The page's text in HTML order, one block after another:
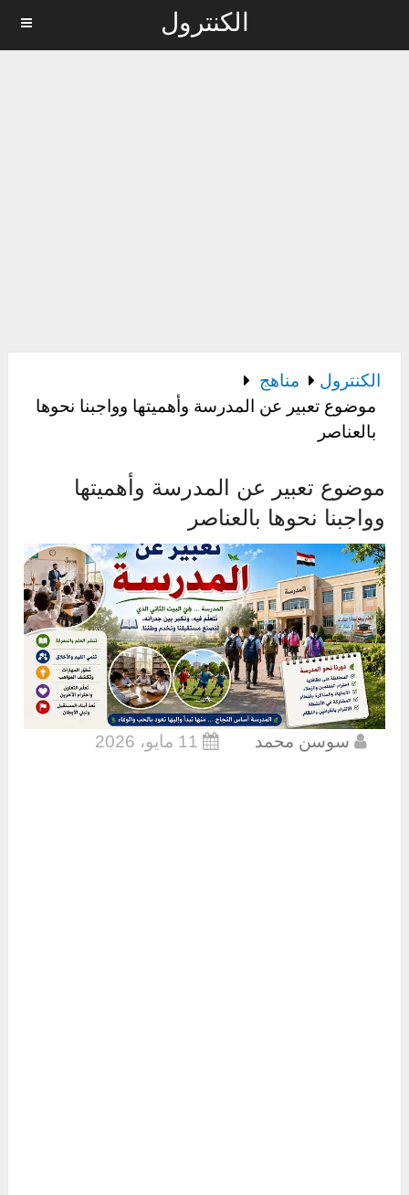
الكنترول MENU
الكنترول
مناهج
موضوع تعبير عن المدرسة وأهميتها وواجبنا نحوها
بالعناصر
موضوع تعبير عن المدرسة وأهميتها
وواجبنا نحوها بالعناصر
سوسن محمد 11 مايو، 2026